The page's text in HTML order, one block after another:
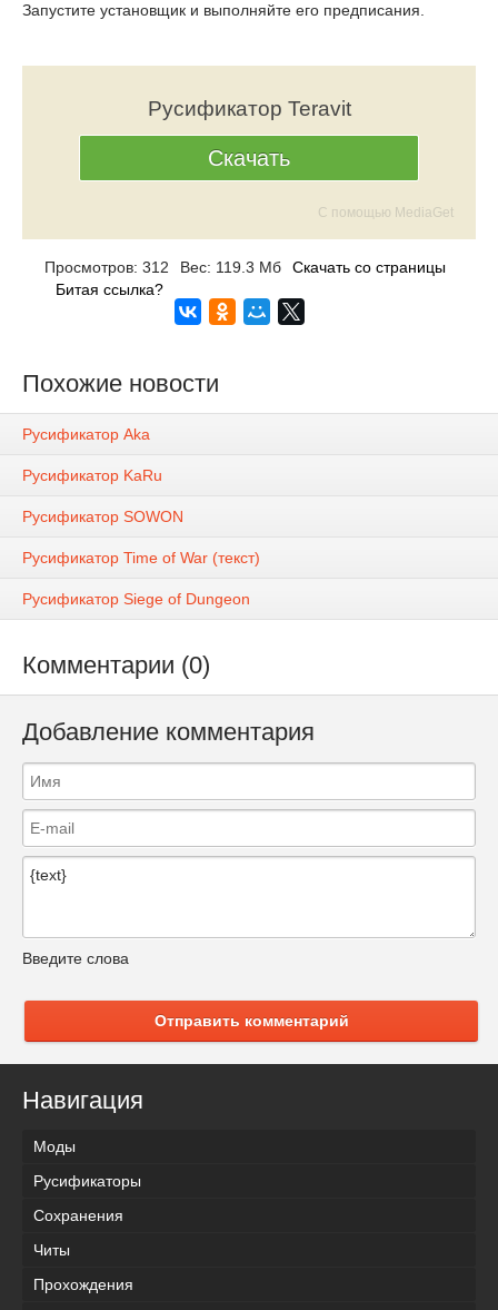
Запустите установщик и выполняйте его предписания.
Русификатор Teravit
Скачать
С помощью MediaGet
Просмотров: 312 Вес: 119.3 Мб
Скачать со страницы
Битая ссылка?
Похожие новости
Русификатор Aka
Русификатор KaRu
Русификатор SOWON
Русификатор Time of War (текст)
Русификатор Siege of Dungeon
Комментарии (0)
Добавление комментария
Введите слова
Отправить комментарий
Навигация
Моды
Русификаторы
Сохранения
Читы
Прохождения